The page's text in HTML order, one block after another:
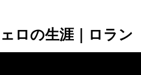
ロの生涯｜ロラン